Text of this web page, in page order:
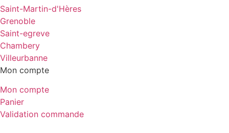
Saint-Martin-d'Hères
Grenoble
Saint-egreve
Chambery
Villeurbanne
Mon compte
Mon compte
Panier
Validation commande